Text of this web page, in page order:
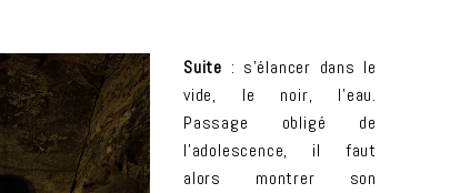
Suite : s’élancer dans le
vide, le noir, l’eau.
Passage obligé de
l’adolescence, il faut
alors montrer son